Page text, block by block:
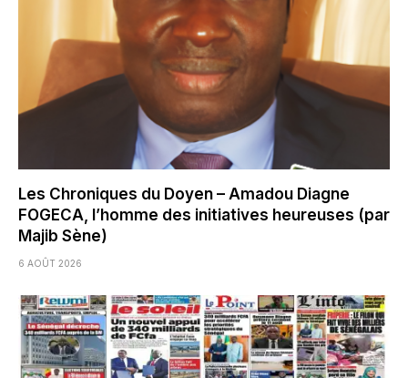
Les Chroniques du Doyen – Amadou Diagne
FOGECA, l’homme des initiatives heureuses (par
Majib Sène)
6 AOÛT 2026